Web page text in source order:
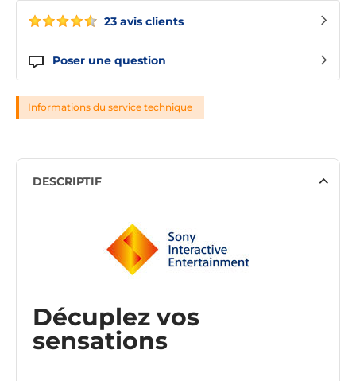
23 avis clients
Poser une question
Informations du service technique
DESCRIPTIF
Décuplez vos
sensations